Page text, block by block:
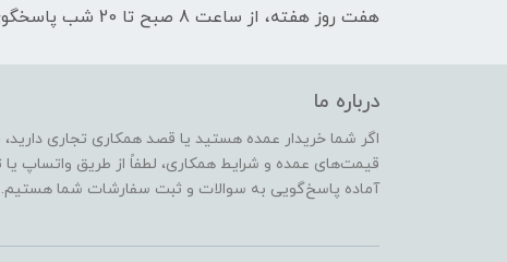
هفت روز هفته، از ساعت 8 صبح تا 20 شب پاسخگوی شما عزیزان هستیم.
درباره ما
اگر شما خریدار عمده هستید یا قصد همکاری تجاری
قیمت‌های عمده و شرایط همکاری، لطفاً از طریق واتساپ یا
آماده پاسخ‌گویی به سوالات و ثبت سفارشات شما هستیم.